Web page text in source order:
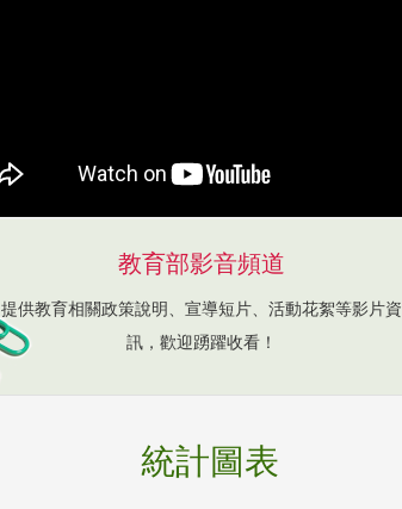
教育部影音頻道
提供教育相關政策說明、宣導短片、活動花絮等影片資
訊，歡迎踴躍收看！
統計圖表